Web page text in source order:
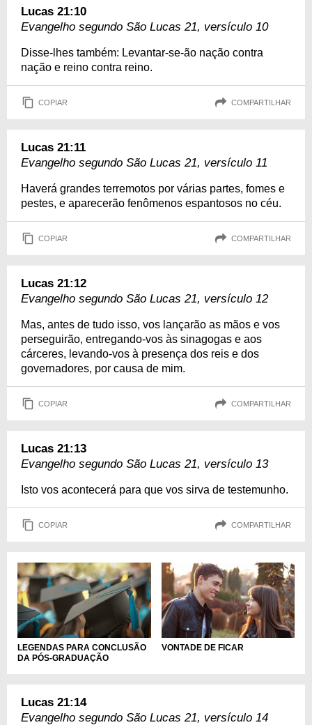
Lucas 21:10
Evangelho segundo São Lucas 21, versículo 10
Disse-lhes também: Levantar-se-ão nação contra
nação e reino contra reino.
COPIAR COMPARTILHAR
Lucas 21:11
Evangelho segundo São Lucas 21, versículo 11
Haverá grandes terremotos por várias partes, fomes e
pestes, e aparecerão fenômenos espantosos no céu.
COPIAR COMPARTILHAR
Lucas 21:12
Evangelho segundo São Lucas 21, versículo 12
Mas, antes de tudo isso, vos lançarão as mãos e vos
perseguirão, entregando-vos às sinagogas e aos
cárceres, levando-vos à presença dos reis e dos
governadores, por causa de mim.
COPIAR COMPARTILHAR
Lucas 21:13
Evangelho segundo São Lucas 21, versículo 13
Isto vos acontecerá para que vos sirva de testemunho.
COPIAR COMPARTILHAR
LEGENDAS PARA CONCLUSÃO
DA PÓS-GRADUAÇÃO
VONTADE DE FICAR
Lucas 21:14
Evangelho segundo São Lucas 21, versículo 14